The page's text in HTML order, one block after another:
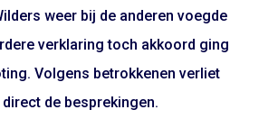
weer bij de anderen voegde
verklaring toch akkoord ging
Volgens betrokkenen verliet
de besprekingen.